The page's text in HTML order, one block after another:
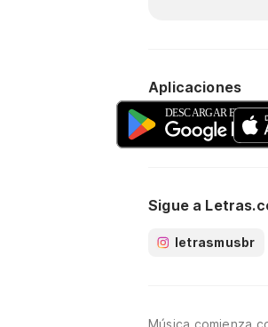
Aplicaciones
Sigue a
letrasmusbr
Música comienza